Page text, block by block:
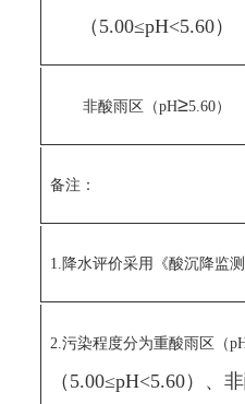
（5.00≤pH<5.60）
非酸雨区（pH≥5.60）
备注：
1.降水评价采用《酸沉降监
2.污染程度分为重酸雨区（
（5.00≤pH<5.60）、